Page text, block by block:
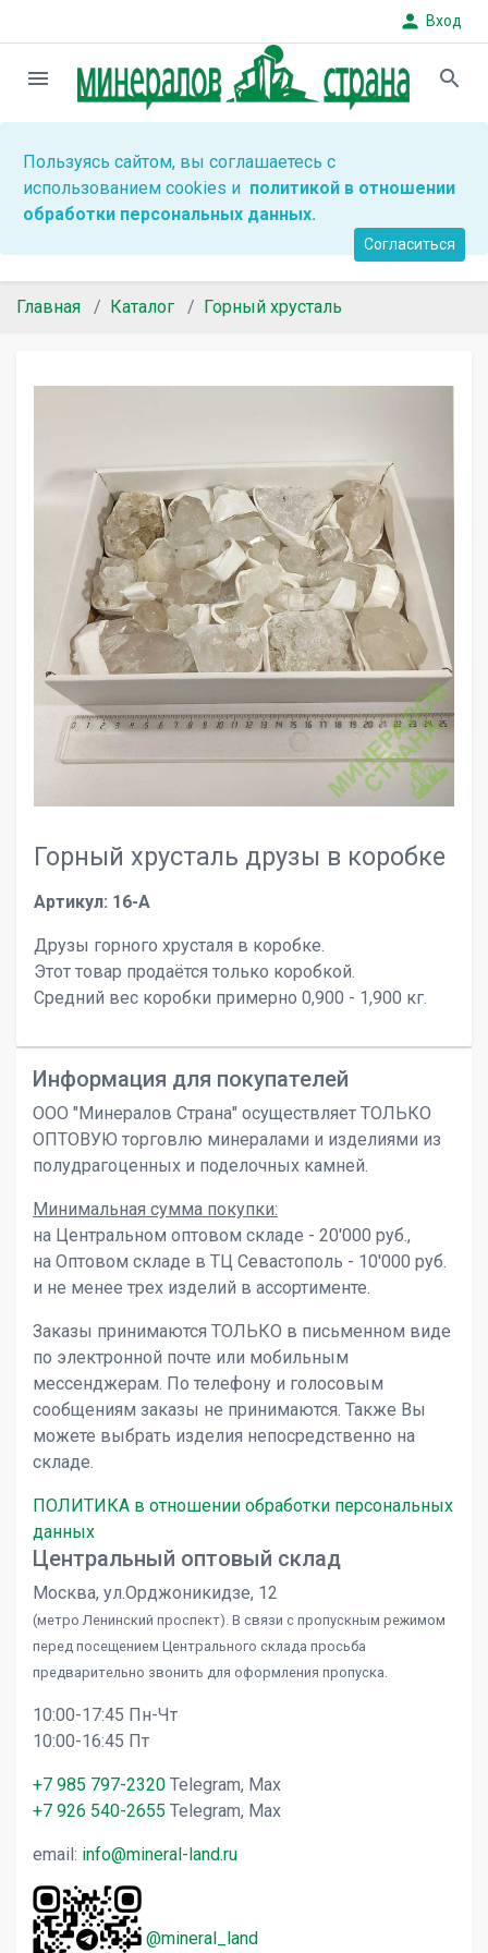
person Вход
menu search
Пользуясь сайтом, вы соглашаетесь с
использованием cookies и политикой в отношении
обработки персональных данных.
Согласиться
Главная Каталог Горный хрусталь
Горный хрусталь друзы в коробке
Артикул: 16-A
Друзы горного хрусталя в коробке.
Этот товар продаётся только коробкой.
Средний вес коробки примерно 0,900 - 1,900 кг.
Информация для покупателей
ООО "Минералов Страна" осуществляет ТОЛЬКО
ОПТОВУЮ торговлю минералами и изделиями из
полудрагоценных и поделочных камней.
Минимальная сумма покупки:
на Центральном оптовом складе - 20'000 руб.,
на Оптовом складе в ТЦ Севастополь - 10'000 руб.
и не менее трех изделий в ассортименте.
Заказы принимаются ТОЛЬКО в письменном виде
по электронной почте или мобильным
мессенджерам. По телефону и голосовым
сообщениям заказы не принимаются. Также Вы
можете выбрать изделия непосредственно на
складе.
ПОЛИТИКА в отношении обработки персональных
данных
Центральный оптовый склад
Москва, ул.Орджоникидзе, 12
(метро Ленинский проспект). В связи с пропускным режимом
перед посещением Центрального склада просьба
предварительно звонить для оформления пропуска.
10:00-17:45 Пн-Чт
10:00-16:45 Пт
+7 985 797-2320 Telegram, Max
+7 926 540-2655 Telegram, Max
email: info@mineral-land.ru
@mineral_land